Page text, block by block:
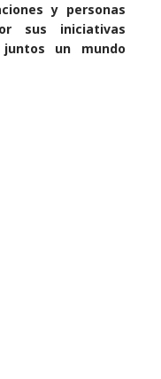
y personas
sus iniciativas
un mundo